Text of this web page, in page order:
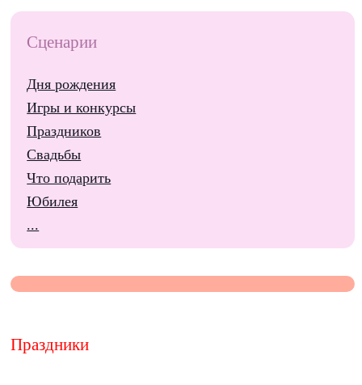
Сценарии
Дня рождения
Игры и конкурсы
Праздников
Свадьбы
Что подарить
Юбилея
...
Праздники